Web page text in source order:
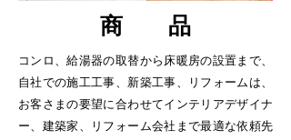
商 品
コンロ、給湯器の取替から床暖房の設置まで、
自社での施工工事、新築工事、リフォームは、
お客さまの要望に合わせてインテリアデザイナ
ー、建築家、リフォーム会社まで最適な依頼先